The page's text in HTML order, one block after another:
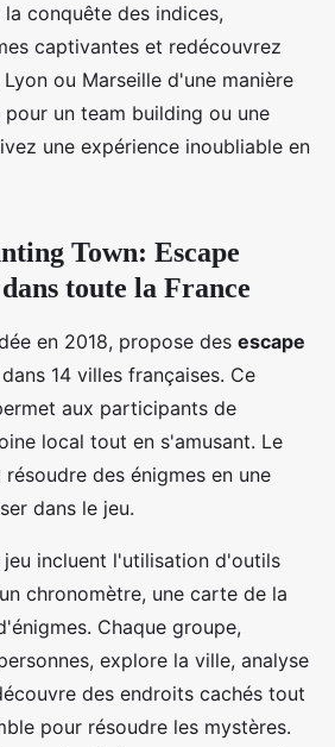
conquête des indices,
captivantes et redécouvrez
ou Marseille d'une manière
un team building ou une
une expérience inoubliable en
Town: Escape
toute la France
en 2018, propose des escape
dans 14 villes françaises. Ce
aux participants de
local tout en s'amusant. Le
des énigmes en une
dans le jeu.
jeu incluent l'utilisation d'outils
chronomètre, une carte de la
Chaque groupe,
explore la ville, analyse
des endroits cachés tout
pour résoudre les mystères.